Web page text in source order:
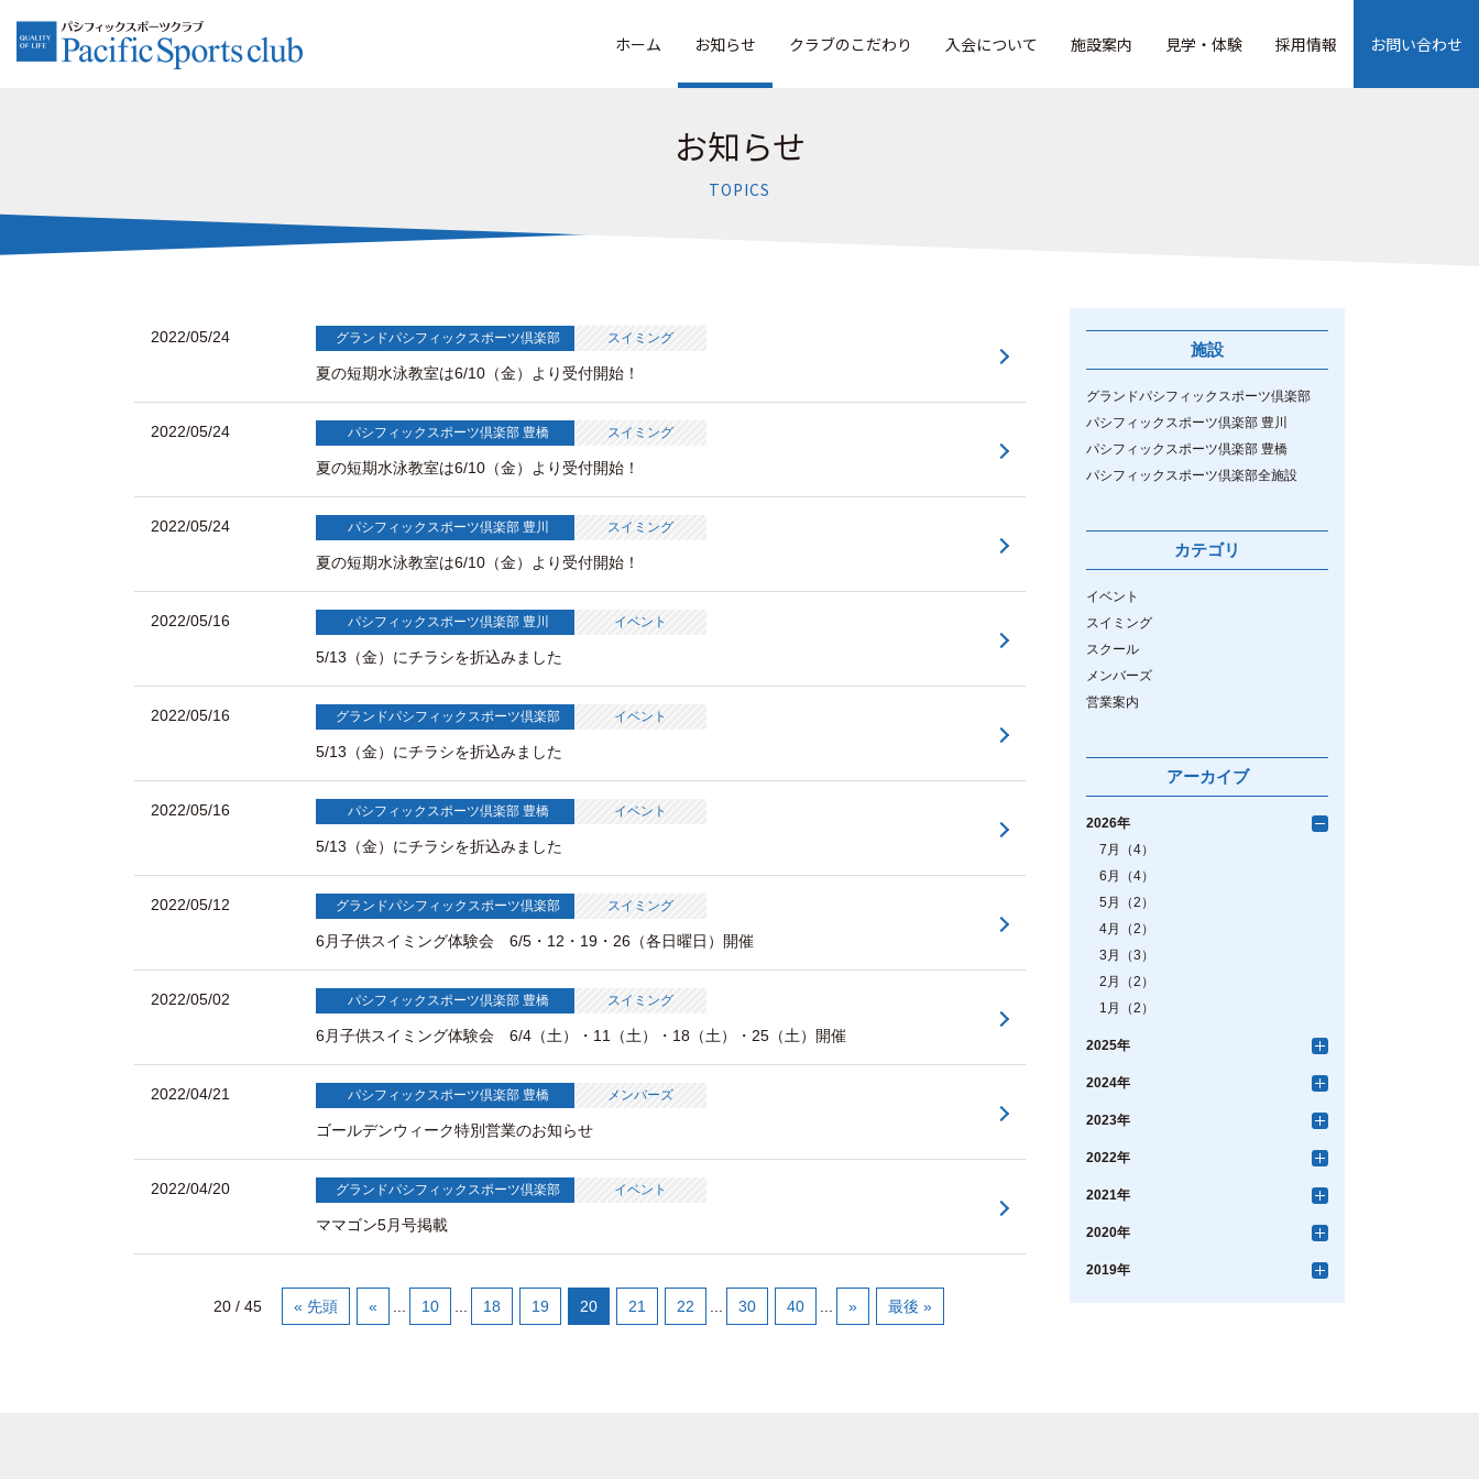
ホーム お知らせ クラブのこだわり 入会について 施設案内 見学・体験 採用情報 お問い合わせ
お知らせ
TOPICS
2022/05/24 グランドパシフィックスポーツ倶楽部 スイミング
夏の短期水泳教室は6/10（金）より受付開始！
2022/05/24 パシフィックスポーツ倶楽部 豊橋 スイミング
夏の短期水泳教室は6/10（金）より受付開始！
2022/05/24 パシフィックスポーツ倶楽部 豊川 スイミング
夏の短期水泳教室は6/10（金）より受付開始！
2022/05/16 パシフィックスポーツ倶楽部 豊川 イベント
5/13（金）にチラシを折込みました
2022/05/16 グランドパシフィックスポーツ倶楽部 イベント
5/13（金）にチラシを折込みました
2022/05/16 パシフィックスポーツ倶楽部 豊橋 イベント
5/13（金）にチラシを折込みました
2022/05/12 グランドパシフィックスポーツ倶楽部 スイミング
6月子供スイミング体験会 6/5・12・19・26（各日曜日）開催
2022/05/02 パシフィックスポーツ倶楽部 豊橋 スイミング
6月子供スイミング体験会 6/4（土）・11（土）・18（土）・25（土）開催
2022/04/21 パシフィックスポーツ倶楽部 豊橋 メンバーズ
ゴールデンウィーク特別営業のお知らせ
2022/04/20 グランドパシフィックスポーツ倶楽部 イベント
ママゴン5月号掲載
20 / 45 « 先頭 « 10 18 19 20 21 22 30 40 » 最後 »
施設
グランドパシフィックスポーツ倶楽部
パシフィックスポーツ倶楽部 豊川
パシフィックスポーツ倶楽部 豊橋
パシフィックスポーツ倶楽部全施設
カテゴリ
イベント
スイミング
スクール
メンバーズ
営業案内
アーカイブ
2026年
7月（4）
6月（4）
5月（2）
4月（2）
3月（3）
2月（2）
1月（2）
2025年
2024年
2023年
2022年
2021年
2020年
2019年